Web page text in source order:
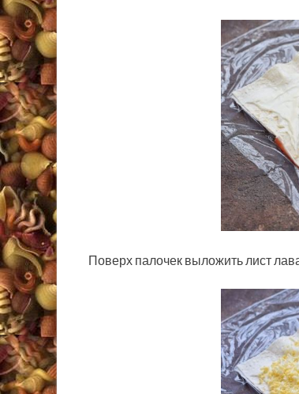
Поверх палочек выложить лист